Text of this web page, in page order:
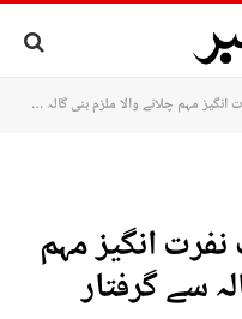
مہم چلانے والا ملزم بنی گالہ سے گرفتار
انگیز مہم
سے گرفتار